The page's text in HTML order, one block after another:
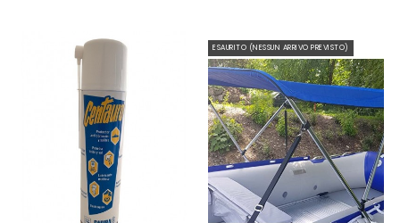
ESAURITO (NESSUN ARRIVO PREVISTO)